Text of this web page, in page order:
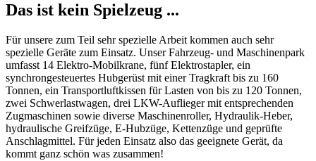
Das ist kein Spielzeug ...
Für unsere zum Teil sehr spezielle Arbeit kommen auch sehr
spezielle Geräte zum Einsatz. Unser Fahrzeug- und Maschinenpark
umfasst 14 Elektro-Mobilkrane, fünf Elektrostapler, ein
synchrongesteuertes Hubgerüst mit einer Tragkraft bis zu 160
Tonnen, ein Transportluftkissen für Lasten von bis zu 120 Tonnen,
zwei Schwerlastwagen, drei LKW-Auflieger mit entsprechenden
Zugmaschinen sowie diverse Maschinenroller, Hydraulik-Heber,
hydraulische Greifzüge, E-Hubzüge, Kettenzüge und geprüfte
Anschlagmittel. Für jeden Einsatz also das geeignete Gerät, da
kommt ganz schön was zusammen!